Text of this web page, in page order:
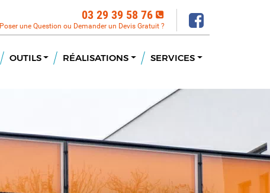
03 29 39 58 76
Poser une Question ou Demander un Devis Gratuit ?
OUTILS RÉALISATIONS SERVICES